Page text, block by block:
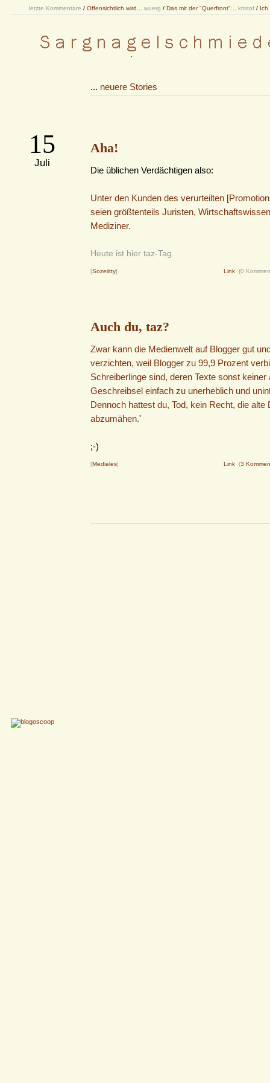
letzte Kommentare / Offensichtlich wird... wuerg / Das mit der "Querfront"... kristof / Ich
... neuere Stories
15
Juli
Aha!
Die üblichen Verdächtigen also:
Unter den Kunden des verurteilten
seien größtenteils Juristen,
Mediziner.
Heute ist hier taz-Tag.
[Sozeiitty] Link (0
Auch du, taz?
Zwar kann die Medienwelt auf Blogger gut
verzichten, weil Blogger zu 99,9 Prozent
Schreiberlinge sind, deren Texte sonst keiner
Geschreibsel einfach zu unerheblich und
Dennoch hattest du, Tod, kein Recht, die alte
abzumähen.'
;-)
[Mediales] Link (3